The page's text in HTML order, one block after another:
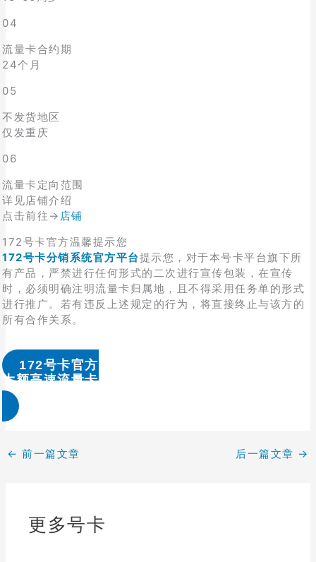
04
流量卡合约期
24个月
05
不发货地区
仅发重庆
06
流量卡定向范围
详见店铺介绍
点击前往→ 店铺
172号卡官方温馨提示您
172号卡分销系统官方平台提示您，对于本号卡平台旗下所
有产品，严禁进行任何形式的二次进行宣传包装，在宣传
时，必须明确注明流量卡归属地，且不得采用任务单的形式
进行推广。若有违反上述规定的行为，将直接终止与该方的
所有合作关系。
172号卡官方
大额高速流量卡办理 & 流量卡代理加盟
← 前一篇文章 后一篇文章 →
更多号卡